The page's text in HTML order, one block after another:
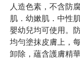
人造色素，不含防
肌．幼嫰肌．中性
嬰幼兒均可使用。
均勻塗抹皮膚上，
卸除，蘊含護膚精